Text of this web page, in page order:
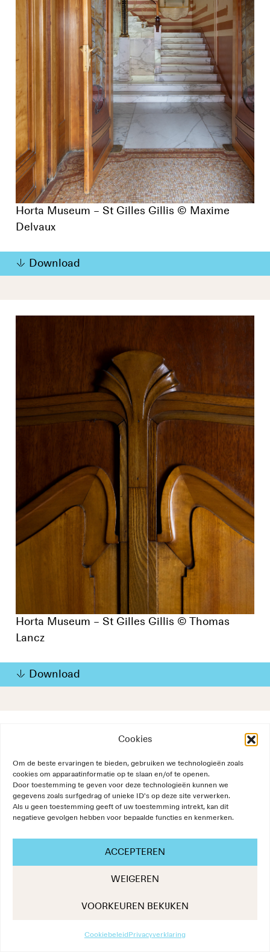
Cookies
Om de beste ervaringen te bieden, gebruiken we technologieën zoals
cookies om apparaatinformatie op te slaan en/of te openen.
Door toestemming te geven voor deze technologieën kunnen we
gegevens zoals surfgedrag of unieke ID's op deze site verwerken.
Als u geen toestemming geeft of uw toestemming intrekt, kan dit
negatieve gevolgen hebben voor bepaalde functies en kenmerken.
ACCEPTEREN
WEIGEREN
VOORKEUREN BEKIJKEN
Cookiebeleid Privacyverklaring
Horta Museum – St Gilles Gillis © Maxime
Delvaux
Download
Horta Museum – St Gilles Gillis © Thomas
Lancz
Download